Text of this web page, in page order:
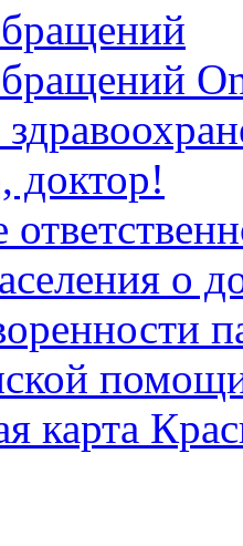
доктор!
о
карта